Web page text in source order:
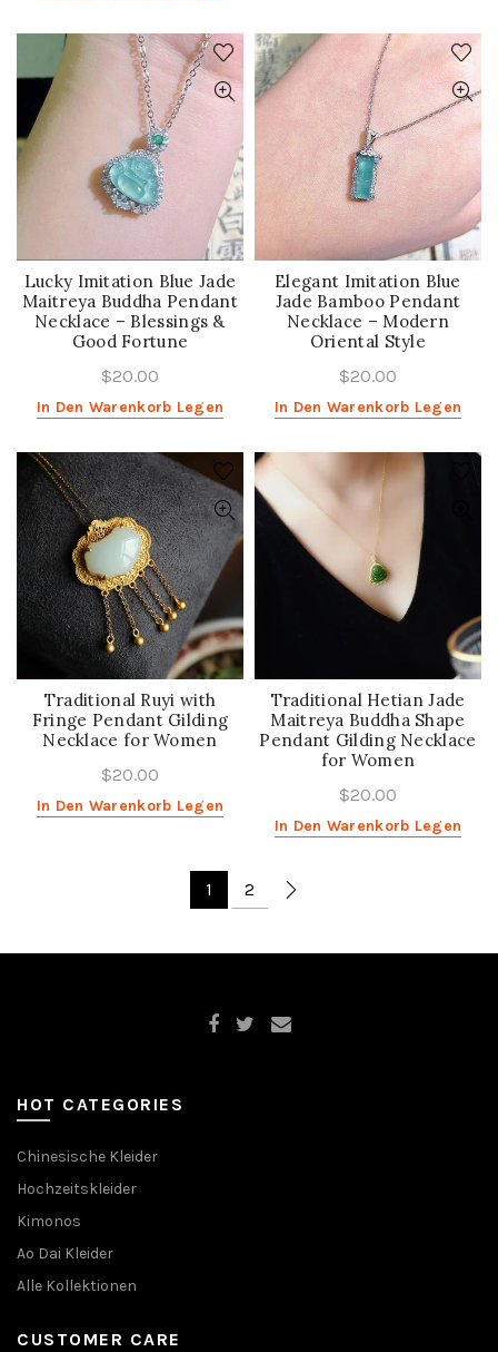
Lucky Imitation Blue Jade
Maitreya Buddha Pendant
Necklace – Blessings &
Good Fortune
$20.00
In Den Warenkorb Legen
Elegant Imitation Blue
Jade Bamboo Pendant
Necklace – Modern
Oriental Style
$20.00
In Den Warenkorb Legen
Traditional Ruyi with
Fringe Pendant Gilding
Necklace for Women
$20.00
In Den Warenkorb Legen
Traditional Hetian Jade
Maitreya Buddha Shape
Pendant Gilding Necklace
for Women
$20.00
In Den Warenkorb Legen
1 2
HOT CATEGORIES
Chinesische Kleider
Hochzeitskleider
Kimonos
Ao Dai Kleider
Alle Kollektionen
CUSTOMER CARE